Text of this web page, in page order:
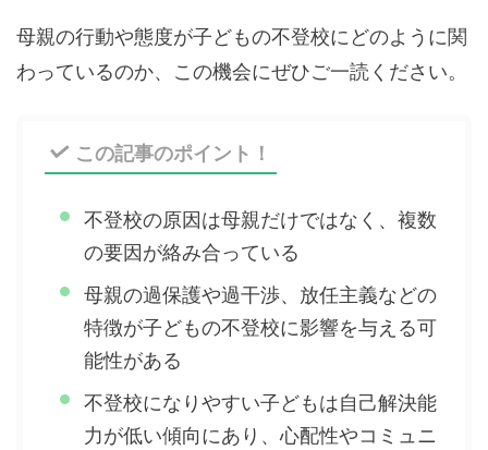
母親の行動や態度が子どもの不登校にどのように関
わっているのか、この機会にぜひご一読ください。
この記事のポイント！
不登校の原因は母親だけではなく、複数
の要因が絡み合っている
母親の過保護や過干渉、放任主義などの
特徴が子どもの不登校に影響を与える可
能性がある
不登校になりやすい子どもは自己解決能
力が低い傾向にあり、心配性やコミュニ